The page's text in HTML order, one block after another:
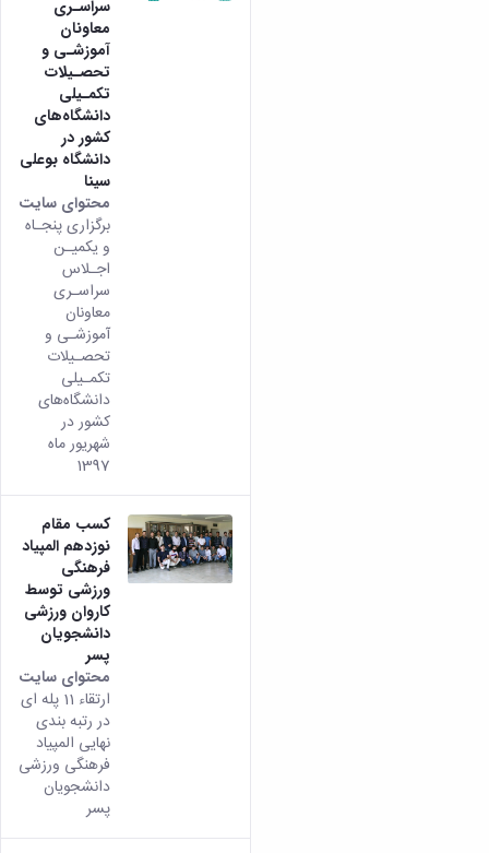
سراسـری
معاونان
آموزشـی و
تحصـیلات
تکمـیلی
دانشگاه‌های
کشور در
دانشگاه بوعلی
سینا
محتوای سایت
برگزاری پنجـاه
و یکمیـن
اجـلاس
سراسـری
معاونان
آموزشـی و
تحصـیلات
تکمـیلی
دانشگاه‌های
کشور در
شهریور ماه
1397
کسب مقام
نوزدهم المپیاد
فرهنگی
ورزشی توسط
کاروان ورزشی
دانشجویان
پسر
محتوای سایت
ارتقاء 11 پله ای
در رتبه بندی
نهایی المپیاد
فرهنگی ورزشی
دانشجویان
پسر